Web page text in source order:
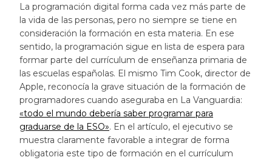
La programación digital forma cada vez más parte de
la vida de las personas, pero no siempre se tiene en
consideración la formación en esta materia. En ese
sentido, la programación sigue en lista de espera para
formar parte del currículum de enseñanza primaria de
las escuelas españolas. El mismo Tim Cook, director de
Apple, reconocía la grave situación de la formación de
programadores cuando aseguraba en La Vanguardia:
«todo el mundo debería saber programar para
graduarse de la ESO». En el artículo, el ejecutivo se
muestra claramente favorable a integrar de forma
obligatoria este tipo de formación en el currículum